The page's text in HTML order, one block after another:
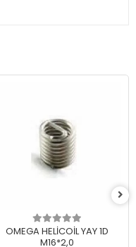
OMEGA HELİCOİL YAY 1D
M16*2,0